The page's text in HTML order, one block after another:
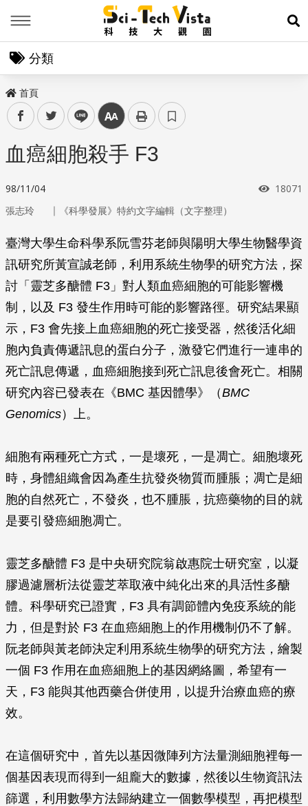
展
分類
首頁
facebooktwitter line 中
血癌細胞殺手 F3
98/11/04 瀏覽次
18071
張志玲 ｜ 《科學發展》特約文字編輯（文字整理）
臺灣大學生命科學系阮雪芬老師與陽明大學生物醫學資
訊研究所黃宣誠老師，利用系統生物學的研究方法，探
討「靈芝多醣體 F3」對人類血癌細胞的可能影響機
制，以及 F3 發生作用時可能的影響路徑。研究結果顯
示，F3 會先接上血癌細胞的死亡接受器，然後活化細
胞內負責傳遞訊息的蛋白分子，激發它們進行一連串的
死亡訊息傳遞，血癌細胞接到死亡訊息後會死亡。相關
研究內容已發表在《BMC 基因體學》（BMC
Genomics）上。
細胞有兩種死亡方式，一是壞死，一是凋亡。細胞壞死
時，身體組織會因為產生抗發炎物質而腫脹；凋亡是細
胞的自然死亡，不發炎，也不腫脹，抗癌藥物的目的就
是要引發癌細胞凋亡。
靈芝多醣體 F3 是中央研究院翁啟惠院士研究室，以凝
膠過濾層析法從靈芝萃取液中純化出來的具活性多醣
體。科學研究已證實，F3 具有調節體內免疫系統的能
力，但是對於 F3 在血癌細胞上的作用機制仍不了解。
阮老師與黃老師決定利用系統生物學的研究方法，繪製
一個 F3 作用在血癌細胞上的基因網絡圖，希望有一
天，F3 能與其他西藥合併使用，以提升治療血癌的療
效。
在這個研究中，首先以基因微陣列方法量測細胞裡每一
個基因表現而得到一組龐大的數據，然後以生物資訊法
篩選，利用數學方法歸納建立一個數學模型，再把模型